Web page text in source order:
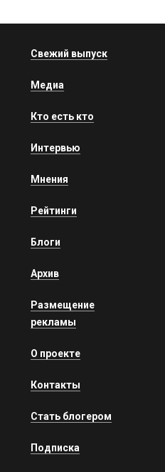
Свежий выпуск
Медиа
Кто есть кто
Интервью
Мнения
Рейтинги
Блоги
Архив
Размещение
рекламы
О проекте
Контакты
Стать блогером
Подписка